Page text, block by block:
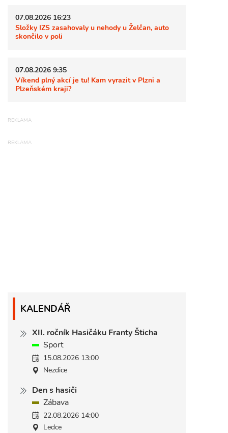
07.08.2026 16:23
Složky IZS zasahovaly u nehody u Želčan, auto
skončilo v poli
07.08.2026 9:35
Víkend plný akcí je tu! Kam vyrazit v Plzni a
Plzeňském kraji?
KALENDÁŘ
XII. ročník Hasičáku Franty Šticha
Sport
15.08.2026 13:00
Nezdice
Den s hasiči
Zábava
22.08.2026 14:00
Ledce